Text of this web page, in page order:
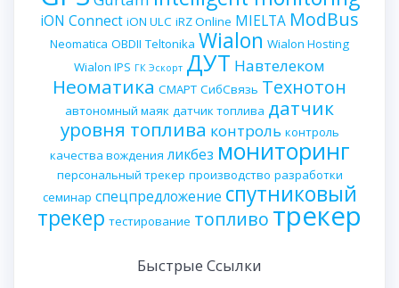
iON Connect iON ULC iRZ Online MIELTA ModBus
Neomatica OBDII Teltonika Wialon Wialon Hosting
Wialon IPS ГК Эскорт ДУТ Навтелеком
Неоматика СМАРТ СибСвязь Технотон
автономный маяк датчик топлива датчик
уровня топлива контроль контроль
качества вождения ликбез мониторинг
персональный трекер производство разработки
семинар спецпредложение спутниковый
трекер тестирование топливо трекер
Быстрые Ссылки